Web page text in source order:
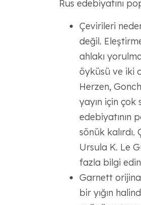
Rus edebiyatını
Çevirileri
değil.
ahlakı
öyküsü ve iki
Herzen,
yayın için çok
edebiyatının
sönük
Ursula K. Le
fazla bilgi
Garnett orijinal
bir yığın